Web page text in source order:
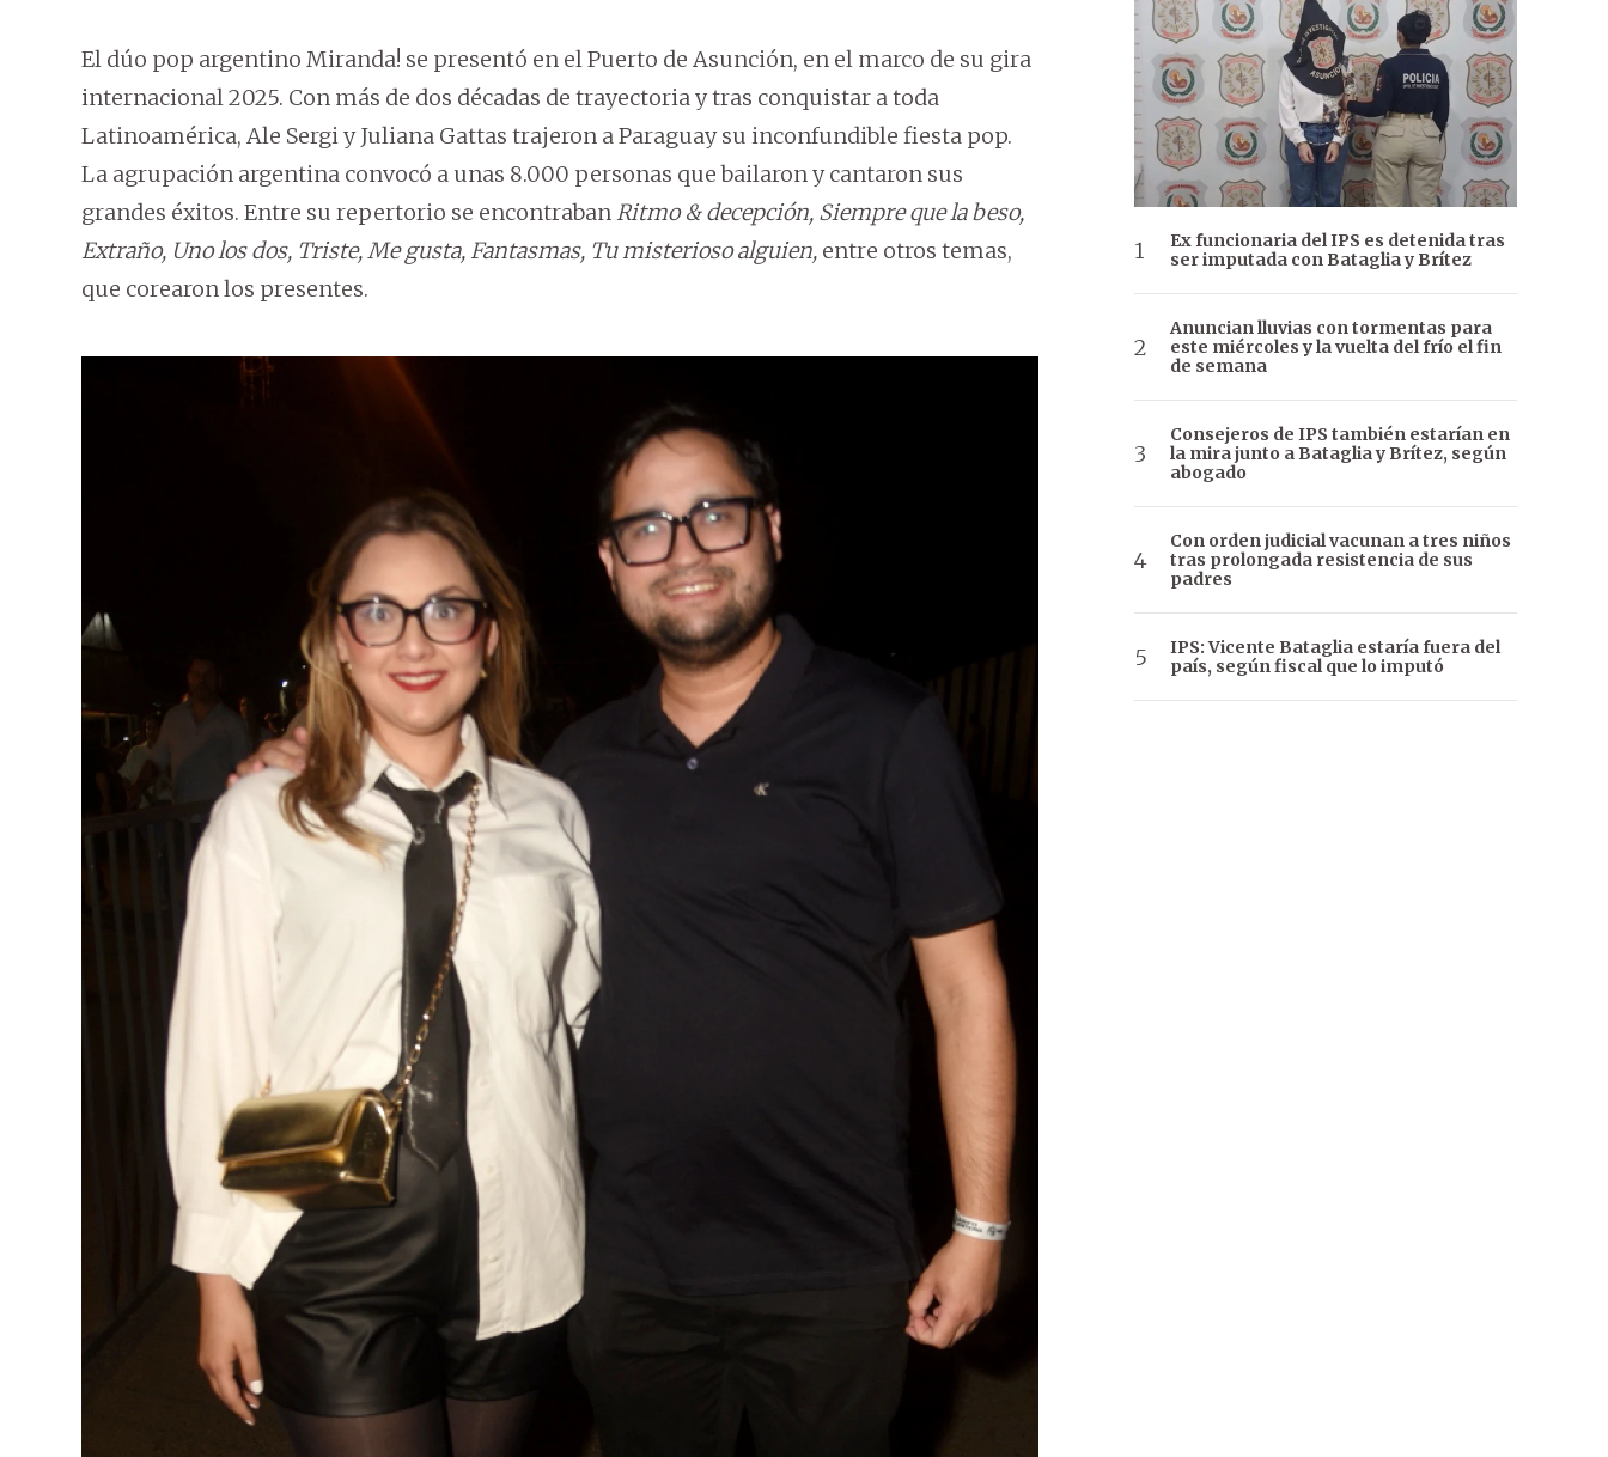
El dúo pop argentino Miranda! se presentó en el Puerto de Asunción, en el marco de su gira
internacional 2025. Con más de dos décadas de trayectoria y tras conquistar a toda
Latinoamérica, Ale Sergi y Juliana Gattas trajeron a Paraguay su inconfundible fiesta pop.
La agrupación argentina convocó a unas 8.000 personas que bailaron y cantaron sus
grandes éxitos. Entre su repertorio se encontrabanRitmo & decepción, Siempre que la beso,
Extraño, Uno los dos, Triste, Me gusta, Fantasmas, Tu misterioso alguien, entre otros temas,
que corearon los presentes.
Ex funcionaria del IPS es detenida tras
ser imputada con Bataglia y Brítez
Anuncian lluvias con tormentas para
este miércoles y la vuelta del frío el fin
de semana
Consejeros de IPS también estarían en
la mira junto a Bataglia y Brítez, según
abogado
Con orden judicial vacunan a tres niños
tras prolongada resistencia de sus
padres
IPS: Vicente Bataglia estaría fuera del
país, según fiscal que lo imputó